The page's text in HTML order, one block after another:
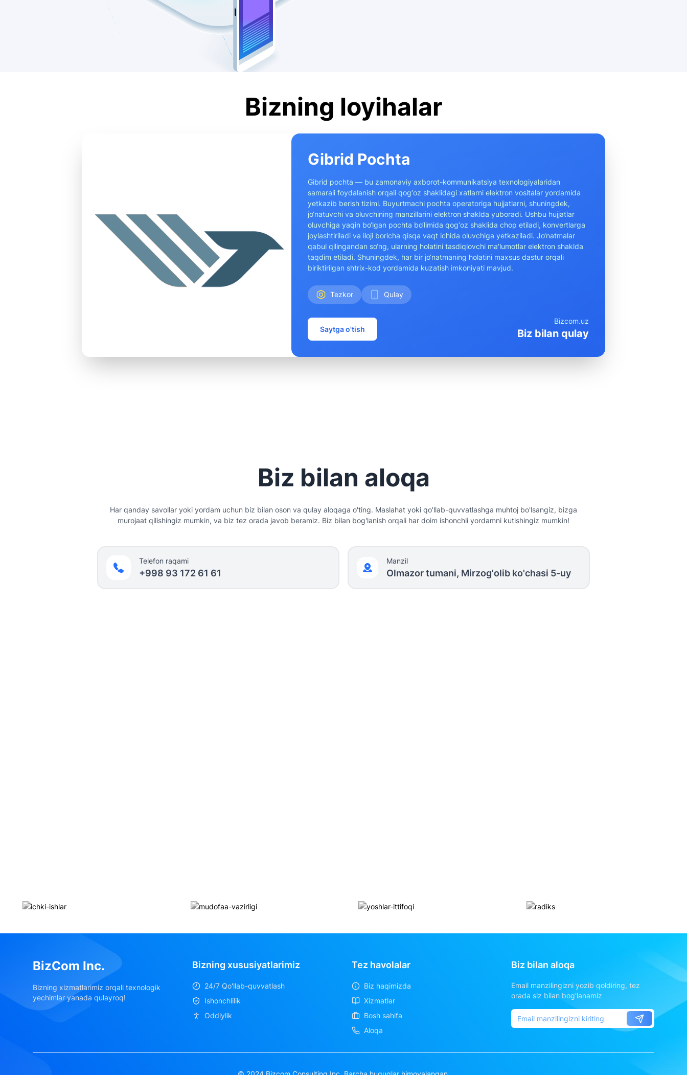
Bizning loyihalar
Gibrid Pochta
Gibrid pochta — bu zamonaviy axborot-kommunikatsiya texnologiyalaridan
samarali foydalanish orqali qog‘oz shaklidagi xatlarni elektron vositalar yordamida
yetkazib berish tizimi. Buyurtmachi pochta operatoriga hujjatlarni, shuningdek,
jo‘natuvchi va oluvchining manzillarini elektron shaklda yuboradi. Ushbu hujjatlar
oluvchiga yaqin bo‘lgan pochta bo‘limida qog‘oz shaklida chop etiladi, konvertlarga
joylashtiriladi va iloji boricha qisqa vaqt ichida oluvchiga yetkaziladi. Jo‘natmalar
qabul qilingandan so‘ng, ularning holatini tasdiqlovchi ma'lumotlar elektron shaklda
taqdim etiladi. Shuningdek, har bir jo‘natmaning holatini maxsus dastur orqali
biriktirilgan shtrix-kod yordamida kuzatish imkoniyati mavjud.
Tezkor Qulay
Saytga o'tish
Bizcom.uz
Biz bilan qulay
Biz bilan aloqa
Har qanday savollar yoki yordam uchun biz bilan oson va qulay aloqaga o'ting. Maslahat yoki qo'llab-quvvatlashga muhtoj bo'lsangiz, bizga
murojaat qilishingiz mumkin, va biz tez orada javob beramiz. Biz bilan bog'lanish orqali har doim ishonchli yordamni kutishingiz mumkin!
Telefon raqami
+998 93 172 61 61
Manzil
Olmazor tumani, Mirzog'olib ko'chasi 5-uy
BizCom Inc.
Bizning xizmatlarimiz orqali texnologik
yechimlar yanada qulayroq!
Bizning xususiyatlarimiz
24/7 Qo'llab-quvvatlash
Ishonchlilik
Oddiylik
Tez havolalar
Biz haqimizda
Xizmatlar
Bosh sahifa
Aloqa
Biz bilan aloqa
Email manzilingizni yozib qoldiring, tez
orada siz bilan bog'lanamiz